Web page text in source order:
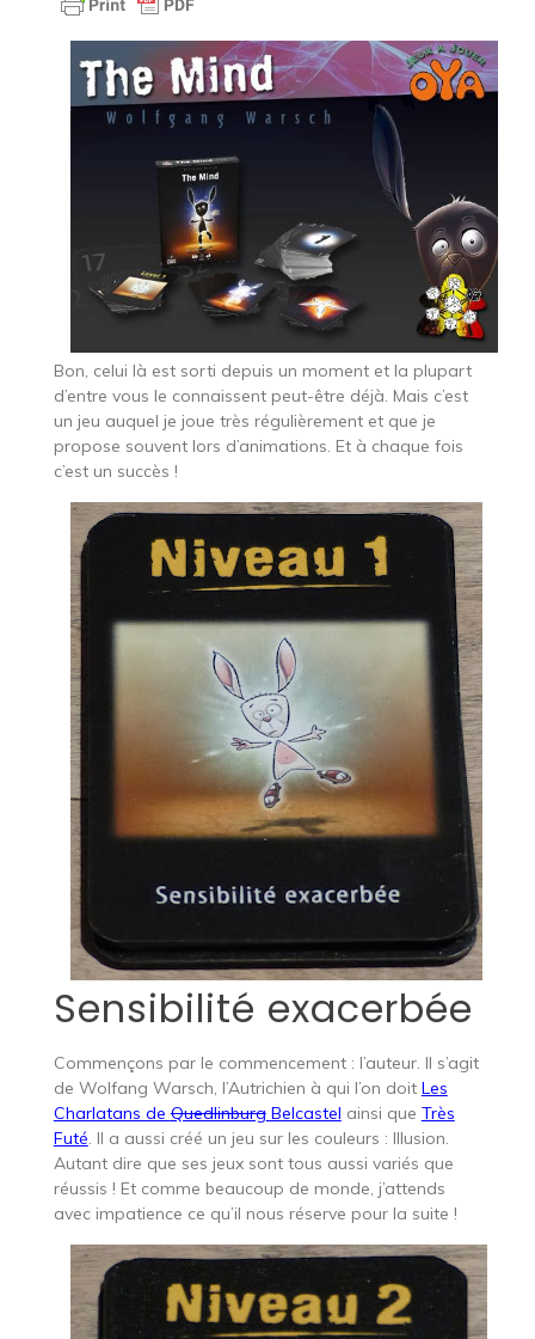
Bon, celui là est sorti depuis un moment et la plupart
d’entre vous le connaissent peut-être déjà. Mais c’est
un jeu auquel je joue très régulièrement et que je
propose souvent lors d’animations. Et à chaque fois
c’est un succès !
Sensibilité exacerbée
Commençons par le commencement : l’auteur. Il s’agit
de Wolfang Warsch, l’Autrichien à qui l’on doit Les
Charlatans deQuedlinburgBelcastel ainsi que Très
Futé. Il a aussi créé un jeu sur les couleurs : Illusion.
Autant dire que ses jeux sont tous aussi variés que
réussis ! Et comme beaucoup de monde, j’attends
avec impatience ce qu’il nous réserve pour la suite !